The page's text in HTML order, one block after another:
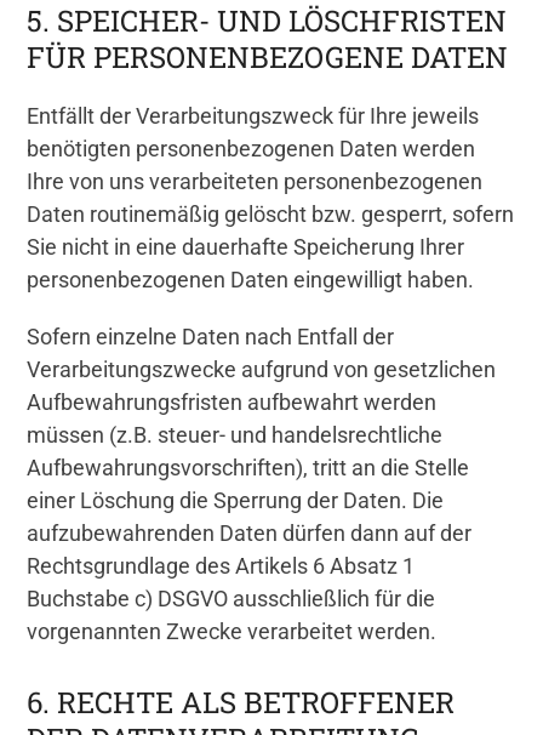
5. SPEICHER- UND LÖSCHFRISTEN
FÜR PERSONENBEZOGENE DATEN
Entfällt der Verarbeitungszweck für Ihre jeweils
benötigten personenbezogenen Daten werden
Ihre von uns verarbeiteten personenbezogenen
Daten routinemäßig gelöscht bzw. gesperrt, sofern
Sie nicht in eine dauerhafte Speicherung Ihrer
personenbezogenen Daten eingewilligt haben.
Sofern einzelne Daten nach Entfall der
Verarbeitungszwecke aufgrund von gesetzlichen
Aufbewahrungsfristen aufbewahrt werden
müssen (z.B. steuer- und handelsrechtliche
Aufbewahrungsvorschriften), tritt an die Stelle
einer Löschung die Sperrung der Daten. Die
aufzubewahrenden Daten dürfen dann auf der
Rechtsgrundlage des Artikels 6 Absatz 1
Buchstabe c) DSGVO ausschließlich für die
vorgenannten Zwecke verarbeitet werden.
6. RECHTE ALS BETROFFENER